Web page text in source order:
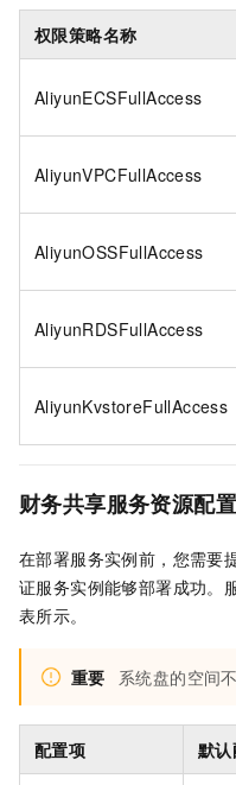
权限策略名称
AliyunECSFullAccess
AliyunVPCFullAccess
AliyunOSSFullAccess
AliyunRDSFullAccess
AliyunKvstoreFullAccess
财务共享服务资源配置
在部署服务实例前，您需要
证服务实例能够部署成功。
表所示。
重要 系统盘的空间
配置项 默